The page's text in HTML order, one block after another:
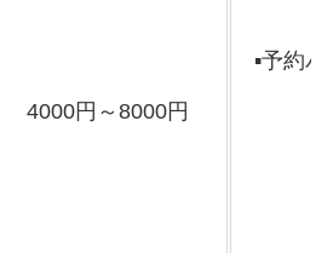
4000円～8000円
▪️予約